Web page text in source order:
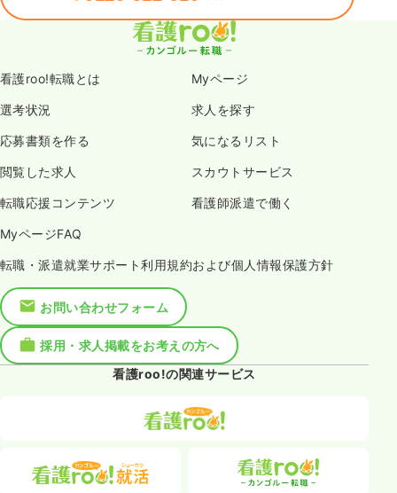
看護roo!転職とは Myページ
選考状況 求人を探す
応募書類を作る 気になるリスト
閲覧した求人 スカウトサービス
転職応援コンテンツ 看護師派遣で働く
MyページFAQ
転職・派遣就業サポート利用規約および個人情報保護方針
お問い合わせフォーム
採用・求人掲載をお考えの方へ
看護roo!の関連サービス